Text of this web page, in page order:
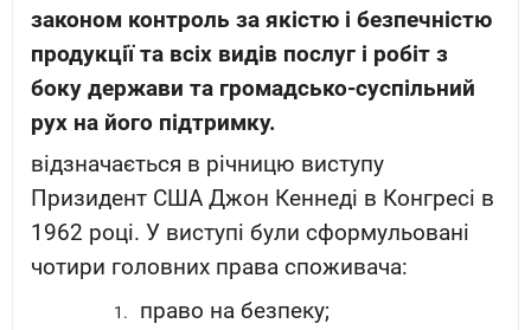
законом контроль за якістю і безпечністю
продукції та всіх видів послуг і робіт з
боку держави та громадсько-суспільний
рух на його підтримку.
відзначається в річницю виступу
Призидент США Джон Кеннеді в Конгресі в
1962 році. У виступі були сформульовані
чотири головних права споживача:
1. право на безпеку;